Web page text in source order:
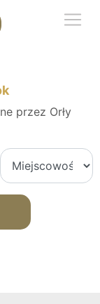
przez Orły